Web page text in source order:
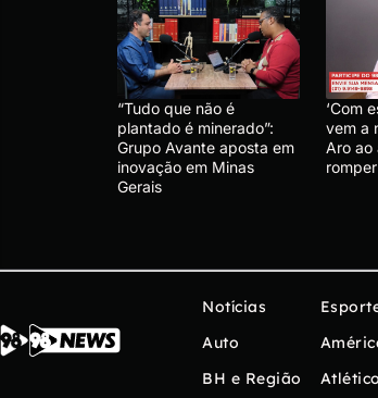
“Tudo que não é
plantado é minerado”:
Grupo Avante aposta em
inovação em Minas
Gerais
‘Com
vem a
Aro ao
Notícias
Auto
BH e Região
Atlético